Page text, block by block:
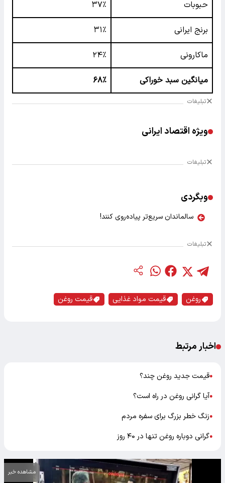
حبوبات ۳۷٪
برنج ایرانی ۳۱٪
ماکارونی ۲۴٪
میانگین سبد خوراکی ۶۸٪
تبلیغات
ویژه اقتصاد ایرانی
تبلیغات
وبگردی
سالماندان سریع‌تر پیاده‌روی کنند!
تبلیغات
روغن قیمت مواد غذایی قیمت روغن
اخبار مرتبط
●قیمت جدید روغن چند؟
●آیا گرانی روغن در راه است؟
●زنگ خطر بزرگ برای سفره مردم
●گرانی دوباره روغن تنها در ۴۰ روز
مشاهده خبر